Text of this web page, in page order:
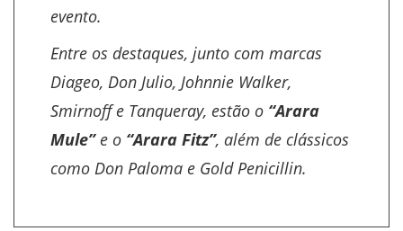
evento.
Entre os destaques, junto com marcas
Diageo, Don Julio, Johnnie Walker,
Smirnoff e Tanqueray, estão o “Arara
Mule”e o “Arara Fitz”, além de clássicos
como Don Paloma e Gold Penicillin.